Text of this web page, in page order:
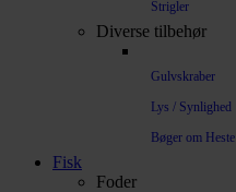
Strigler
Diverse tilbehør
Gulvskraber
Lys / Synlighed
Bøger om Heste
Fisk
Foder